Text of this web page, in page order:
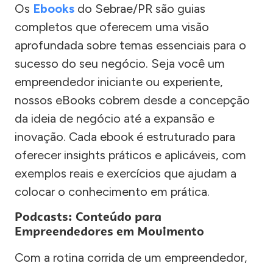
Os Ebooks do Sebrae/PR são guias
completos que oferecem uma visão
aprofundada sobre temas essenciais para o
sucesso do seu negócio. Seja você um
empreendedor iniciante ou experiente,
nossos eBooks cobrem desde a concepção
da ideia de negócio até a expansão e
inovação. Cada ebook é estruturado para
oferecer insights práticos e aplicáveis, com
exemplos reais e exercícios que ajudam a
colocar o conhecimento em prática.
Podcasts: Conteúdo para
Empreendedores em Movimento
Com a rotina corrida de um empreendedor,